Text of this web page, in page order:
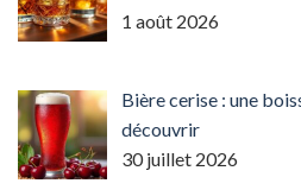
1 août 2026
Bière cerise : une
découvrir
30 juillet 2026